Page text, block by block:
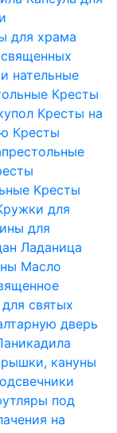
для храма
нательные
Кресты
Кресты на
Кресты
Кресты
для
для
Ладаница
Масло
святых
дверь
кануны
под
на